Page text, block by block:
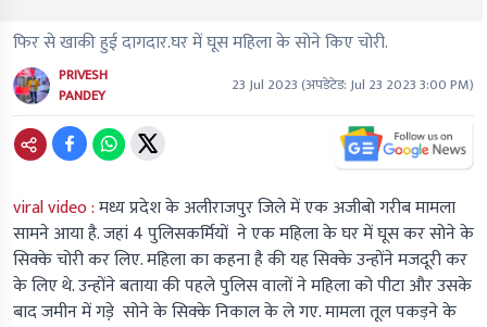
फिर से खाकी हुई दागदार.घर में घूस महिला के सोने किए चोरी.
PRIVESH
PANDEY
23 Jul 2023(अपडेटेड:Jul 23 2023 3:00 PM)
viral video :मध्य प्रदेश के अलीराजपुर जिले में एक अजीबो गरीब मामला
सामने आया है. जहां 4 पुलिसकर्मियों ने एक महिला के घर में घूस कर सोने के
सिक्के चोरी कर लिए. महिला का कहना है की यह सिक्के उन्होंने मजदूरी कर
के लिए थे. उन्होंने बताया की पहले पुलिस वालों ने महिला को पीटा और उसके
बाद जमीन में गडे़ सोने के सिक्के निकाल के ले गए. मामला तूल पकड़ने के